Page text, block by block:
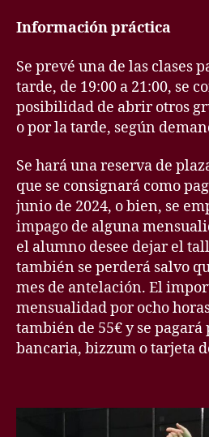
Información práctica
Se prevé una de las clases
tarde, de 19:00 a 21:00, se
posibilidad de abrir otros
o por la tarde, según
Se hará una reserva de
que se consignará como
junio de 2024, o bien, se
impago de alguna
el alumno desee dejar el
también se perderá salvo
mes de antelación. El
mensualidad por ocho
también de 55€ y se
bancaria, bizzum o tarjeta